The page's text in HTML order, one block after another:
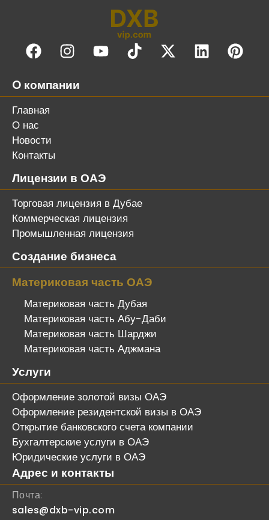
O компании
Главная
О нас
Новости
Контакты
Лицензии в ОАЭ
Торговая лицензия в Дубае
Коммерческая лицензия
Промышленная лицензия
Создание бизнеса
Материковая часть ОАЭ
Материковая часть Дубая
Материковая часть Абу-Даби
Материковая часть Шарджи
Материковая часть Аджмана
Услуги
Оформление золотой визы ОАЭ
Оформление резидентской визы в ОАЭ
Открытие банковского счета компании
Бухгалтерские услуги в ОАЭ
Юридические услуги в ОАЭ
Адрес и контакты
Почта:
sales@dxb-vip.com